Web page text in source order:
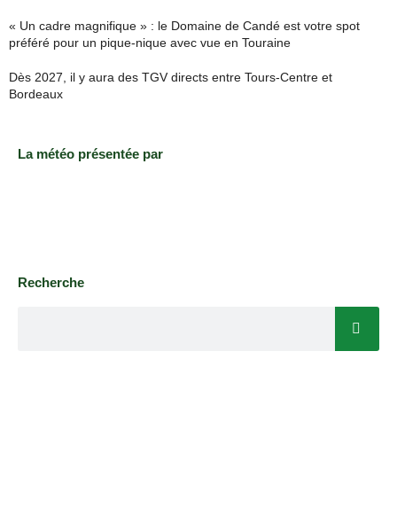
« Un cadre magnifique » : le Domaine de Candé est votre spot
préféré pour un pique-nique avec vue en Touraine
Dès 2027, il y aura des TGV directs entre Tours-Centre et
Bordeaux
La météo présentée par
Recherche